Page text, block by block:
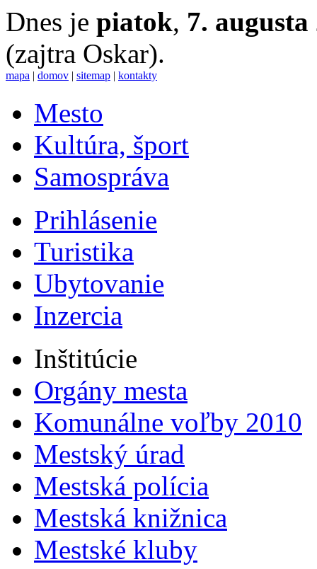
Dnes je piatok, 7. augusta
(zajtra Oskar).
mapa | domov | sitemap | kontakty
Mesto
Kultúra, šport
Samospráva
Prihlásenie
Turistika
Ubytovanie
Inzercia
Inštitúcie
Orgány mesta
Komunálne voľby 2010
Mestský úrad
Mestská polícia
Mestská knižnica
Mestské kluby